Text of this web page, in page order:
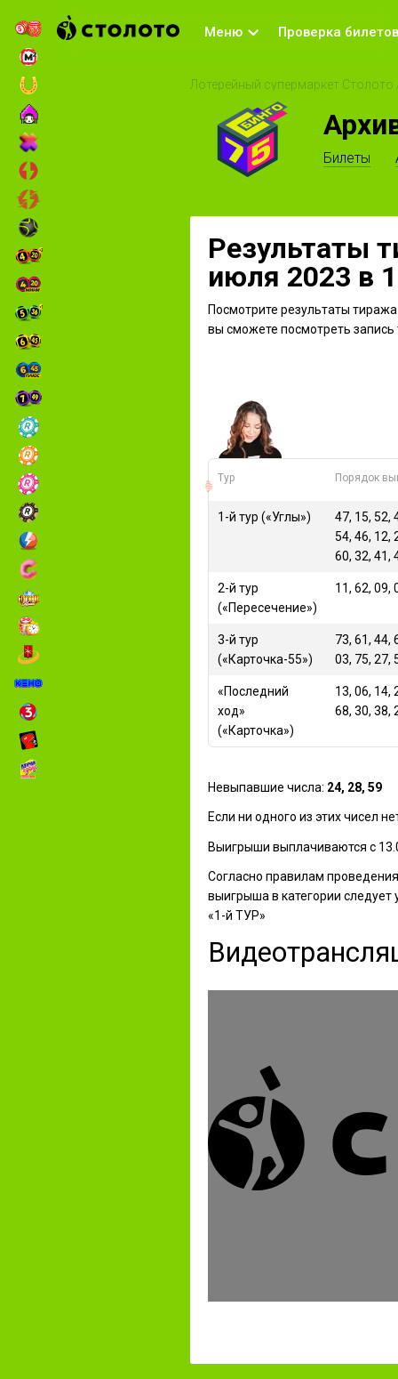
Меню Проверка билетов
Лотерейный супермаркет Столото
Билеты
Результаты
июля 2023 в
Посмотрите результаты
вы сможете посмотреть
Тур Порядок
1-й тур («Углы»)
47, 15, 52,
54, 46, 12,
60, 32, 41,
2-й тур
(«Пересечение»)
11, 62, 09,
3-й тур
(«Карточка-55»)
73, 61, 44,
03, 75, 27,
«Последний
ход»
(«Карточка»)
13, 06, 14,
68, 30, 38,
Невыпавшие числа: 24, 28, 59
Если ни одного из этих чисел
Выигрыши выплачиваются с
Согласно правилам
выигрыша в категории
«1-й ТУР»